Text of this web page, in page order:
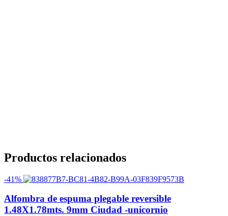
Productos relacionados
-41%
Alfombra de espuma plegable reversible
1.48X1.78mts. 9mm Ciudad -unicornio